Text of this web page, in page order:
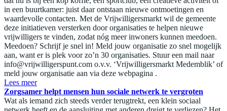
in een buurtkamer: juist daar ontstaan nieuwe ontmoetingen en
waardevolle contacten. Met de Vrijwilligersmarkt wil de gemeente
deze initiatieven versterken door organisaties te helpen nieuwe
vrijwilligers te vinden, zodat nóg meer inwoners kunnen meedoen.
Meedoen? Schrijf je snel in! Meld jouw organisatie zo snel mogelijk
aan, want er is plek voor zo’n 30 organisaties. Stuur een mail naar
info@vrijwilligerspunt.com o.v.v. ‘Vrijwilligersmarkt Medemblik’ of
meld jouw organisatie aan via deze webpagina .
Lees meer
Zorgsamer helpt mensen hun sociale netwerk te vergroten
Wat als iemand zich steeds verder terugtrekt, een klein sociaal